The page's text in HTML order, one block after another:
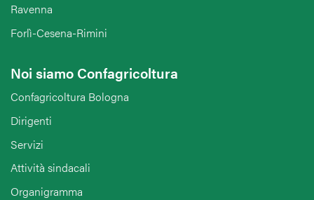
Ravenna
Forlì-Cesena-Rimini
Noi siamo Confagricoltura
Confagricoltura Bologna
Dirigenti
Servizi
Attività sindacali
Organigramma